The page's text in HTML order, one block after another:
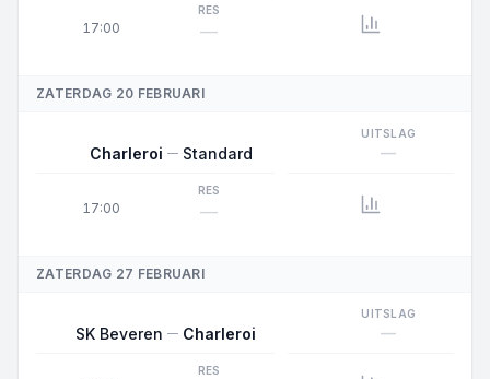
17:00
RES
—
ZATERDAG 20 FEBRUARI
17:00
Charleroi Standard
UITSLAG
—
RES
—
ZATERDAG 27 FEBRUARI
SK Beveren Charleroi
UITSLAG
—
RES